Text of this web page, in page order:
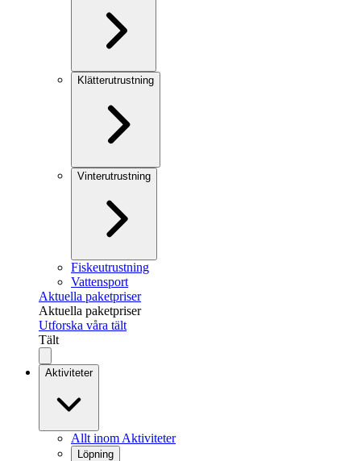
Klätterutrustning
Vinterutrustning
Fiskeutrustning
Vattensport
Aktuella paketpriser
Aktuella paketpriser
Utforska våra tält
Tält
Aktiviteter
Allt inom Aktiviteter
Löpning